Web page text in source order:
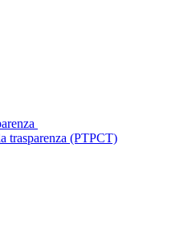
trasparenza (PTPCT)